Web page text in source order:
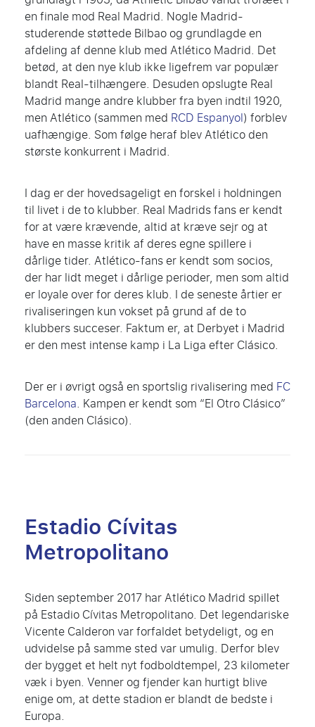
en finale mod Real Madrid. Nogle Madrid-
studerende støttede Bilbao og grundlagde en
afdeling af denne klub med Atlético Madrid. Det
betød, at den nye klub ikke ligefrem var populær
blandt Real-tilhængere. Desuden opslugte Real
Madrid mange andre klubber fra byen indtil 1920,
men Atlético (sammen med RCD Espanyol) forblev
uafhængige. Som følge heraf blev Atlético den
største konkurrent i Madrid.
I dag er der hovedsageligt en forskel i holdningen
til livet i de to klubber. Real Madrids fans er kendt
for at være krævende, altid at kræve sejr og at
have en masse kritik af deres egne spillere i
dårlige tider. Atlético-fans er kendt som socios,
der har lidt meget i dårlige perioder, men som altid
er loyale over for deres klub. I de seneste årtier er
rivaliseringen kun vokset på grund af de to
klubbers succeser. Faktum er, at Derbyet i Madrid
er den mest intense kamp i La Liga efter Clásico.
Der er i øvrigt også en sportslig rivalisering med FC
Barcelona. Kampen er kendt som “El Otro Clásico”
(den anden Clásico).
Estadio Cívitas
Metropolitano
Siden september 2017 har Atlético Madrid spillet
på Estadio Cívitas Metropolitano. Det legendariske
Vicente Calderon var forfaldet betydeligt, og en
udvidelse på samme sted var umulig. Derfor blev
der bygget et helt nyt fodboldtempel, 23 kilometer
væk i byen. Venner og fjender kan hurtigt blive
enige om, at dette stadion er blandt de bedste i
Europa.